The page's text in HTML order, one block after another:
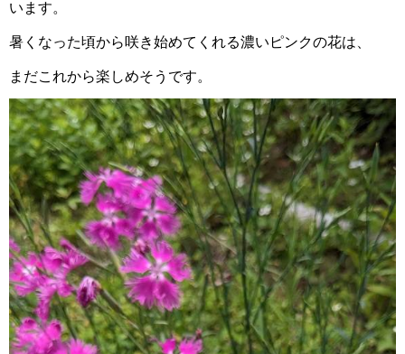
います。
暑くなった頃から咲き始めてくれる濃いピンクの花は、
まだこれから楽しめそうです。